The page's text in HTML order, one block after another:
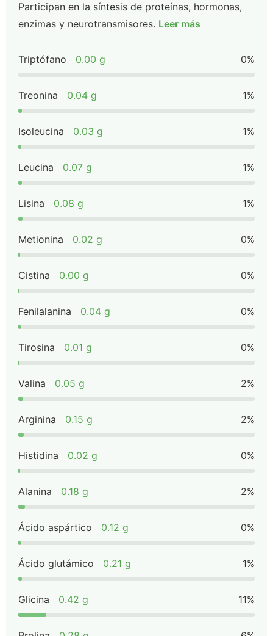
Participan en la síntesis de proteínas, hormonas,
enzimas y neurotransmisores. Leer más
Triptófano 0.00 g 0%
Treonina 0.04 g 1%
Isoleucina 0.03 g 1%
Leucina 0.07 g 1%
Lisina 0.08 g 1%
Metionina 0.02 g 0%
Cistina 0.00 g 0%
Fenilalanina 0.04 g 0%
Tirosina 0.01 g 0%
Valina 0.05 g 2%
Arginina 0.15 g 2%
Histidina 0.02 g 0%
Alanina 0.18 g 2%
Ácido aspártico 0.12 g 0%
Ácido glutámico 0.21 g 1%
Glicina 0.42 g 11%